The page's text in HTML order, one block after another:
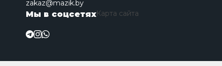
zakaz@mazik.by
Мы в соцсетяхКарта сайта